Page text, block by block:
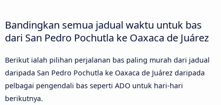
Bandingkan semua jadual waktu untuk bas
dari San Pedro Pochutla ke Oaxaca de Juárez
Berikut ialah pilihan perjalanan bas paling murah dari jadual
daripada San Pedro Pochutla ke Oaxaca de Juárez daripada
pelbagai pengendali bas seperti ADO untuk hari-hari
berikutnya.